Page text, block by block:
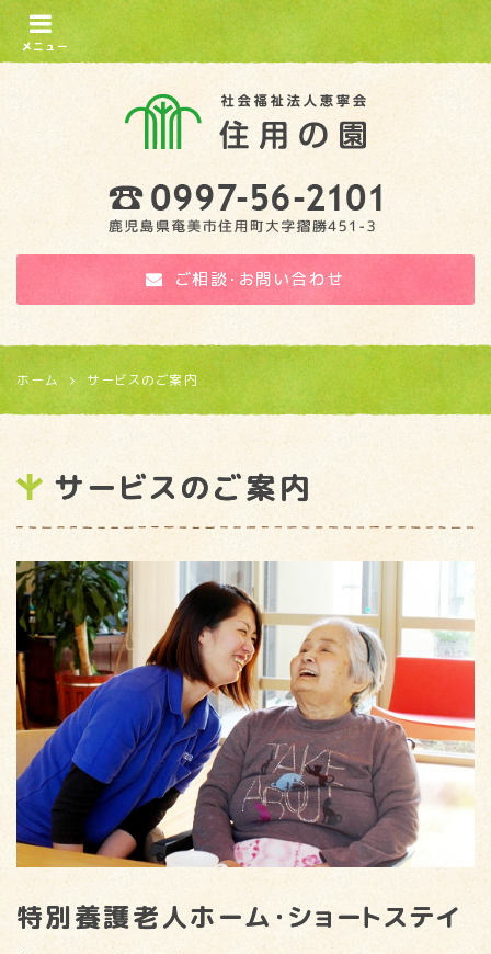
住用の園
ご相談・お問い合わせ
メニュー
ホーム サービスのご案内
サービスのご案内
特別養護老人ホーム ・ ショートステイ